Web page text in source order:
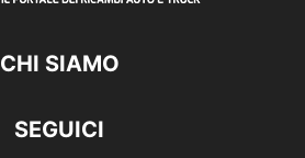
CHI SIAMO
SEGUICI